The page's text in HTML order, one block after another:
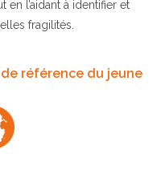
l’aidant à identifier et
fragilités.
référence du jeune